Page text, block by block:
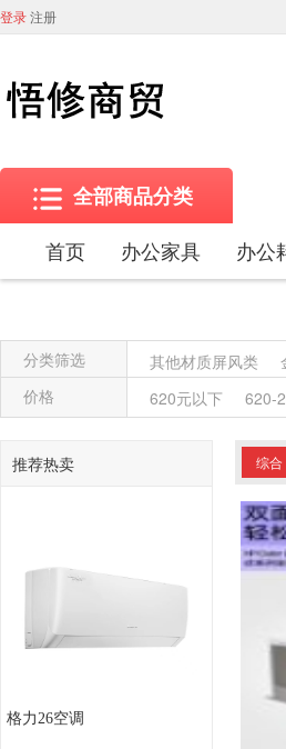
登录注册
全部商品分类
首页
办公家具 办公
分类筛选 其他材质屏风类
金属质柜类
保险
竹制、藤制等类似
竹制
塑料
其
钢塑
数据库管理系统
视频会议控制台
激
价格 620元以下 620-
推荐热卖
格力26空调
综合